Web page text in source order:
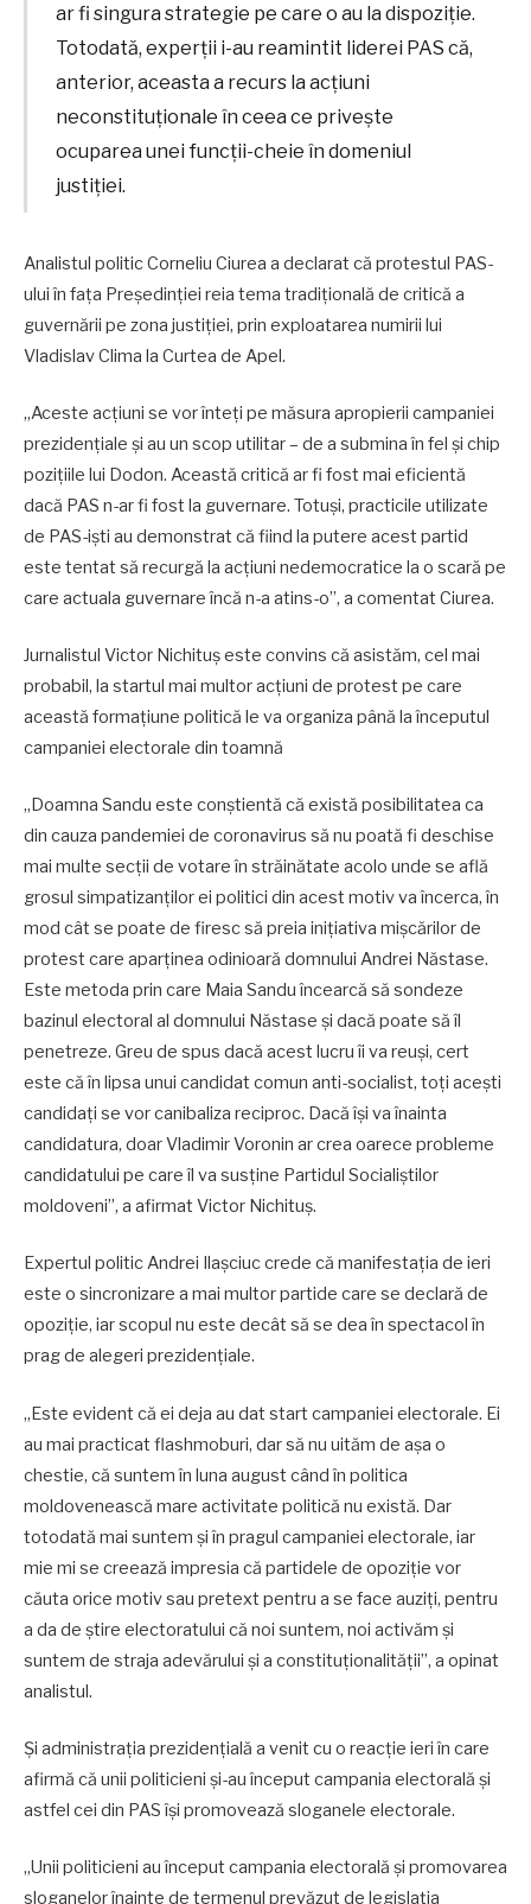
ar fi singura strategie pe care o au la dispoziţie.
Totodată, experții i-au reamintit liderei PAS că,
anterior, aceasta a recurs la acțiuni
neconstituționale în ceea ce privește
ocuparea unei funcții-cheie în domeniul
justiției.
Analistul politic Corneliu Ciurea a declarat că protestul PAS-
ului în fața Președinției reia tema tradițională de critică a
guvernării pe zona justiției, prin exploatarea numirii lui
Vladislav Clima la Curtea de Apel.
„Aceste acțiuni se vor înteți pe măsura apropierii campaniei
prezidențiale și au un scop utilitar – de a submina în fel și chip
pozițiile lui Dodon. Această critică ar fi fost mai eficientă
dacă PAS n-ar fi fost la guvernare. Totuși, practicile utilizate
de PAS-iști au demonstrat că fiind la putere acest partid
este tentat să recurgă la acțiuni nedemocratice la o scară pe
care actuala guvernare încă n-a atins-o”, a comentat Ciurea.
Jurnalistul Victor Nichituș este convins că asistăm, cel mai
probabil, la startul mai multor acțiuni de protest pe care
această formațiune politică le va organiza până la începutul
campaniei electorale din toamnă
„Doamna Sandu este conștientă că există posibilitatea ca
din cauza pandemiei de coronavirus să nu poată fi deschise
mai multe secții de votare în străinătate acolo unde se află
grosul simpatizanților ei politici din acest motiv va încerca, în
mod cât se poate de firesc să preia inițiativa mișcărilor de
protest care aparținea odinioară domnului Andrei Năstase.
Este metoda prin care Maia Sandu încearcă să sondeze
bazinul electoral al domnului Năstase și dacă poate să îl
penetreze. Greu de spus dacă acest lucru îi va reuși, cert
este că în lipsa unui candidat comun anti-socialist, toți acești
candidați se vor canibaliza reciproc. Dacă își va înainta
candidatura, doar Vladimir Voronin ar crea oarece probleme
candidatului pe care îl va susține Partidul Socialiștilor
moldoveni”, a afirmat Victor Nichituș.
Expertul politic Andrei Ilașciuc crede că manifestația de ieri
este o sincronizare a mai multor partide care se declară de
opoziție, iar scopul nu este decât să se dea în spectacol în
prag de alegeri prezidențiale.
„Este evident că ei deja au dat start campaniei electorale. Ei
au mai practicat flashmoburi, dar să nu uităm de așa o
chestie, că suntem în luna august când în politica
moldovenească mare activitate politică nu există. Dar
totodată mai suntem și în pragul campaniei electorale, iar
mie mi se creează impresia că partidele de opoziție vor
căuta orice motiv sau pretext pentru a se face auziți, pentru
a da de știre electoratului că noi suntem, noi activăm și
suntem de straja adevărului și a constituționalității”, a opinat
analistul.
Și administraţia prezidenţială a venit cu o reacție ieri în care
afirmă că unii politicieni și-au început campania electorală și
astfel cei din PAS își promovează sloganele electorale.
„Unii politicieni au început campania electorală și promovarea
sloganelor înainte de termenul prevăzut de legislația